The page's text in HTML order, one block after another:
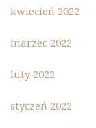
kwiecień 2022
marzec 2022
luty 2022
styczeń 2022